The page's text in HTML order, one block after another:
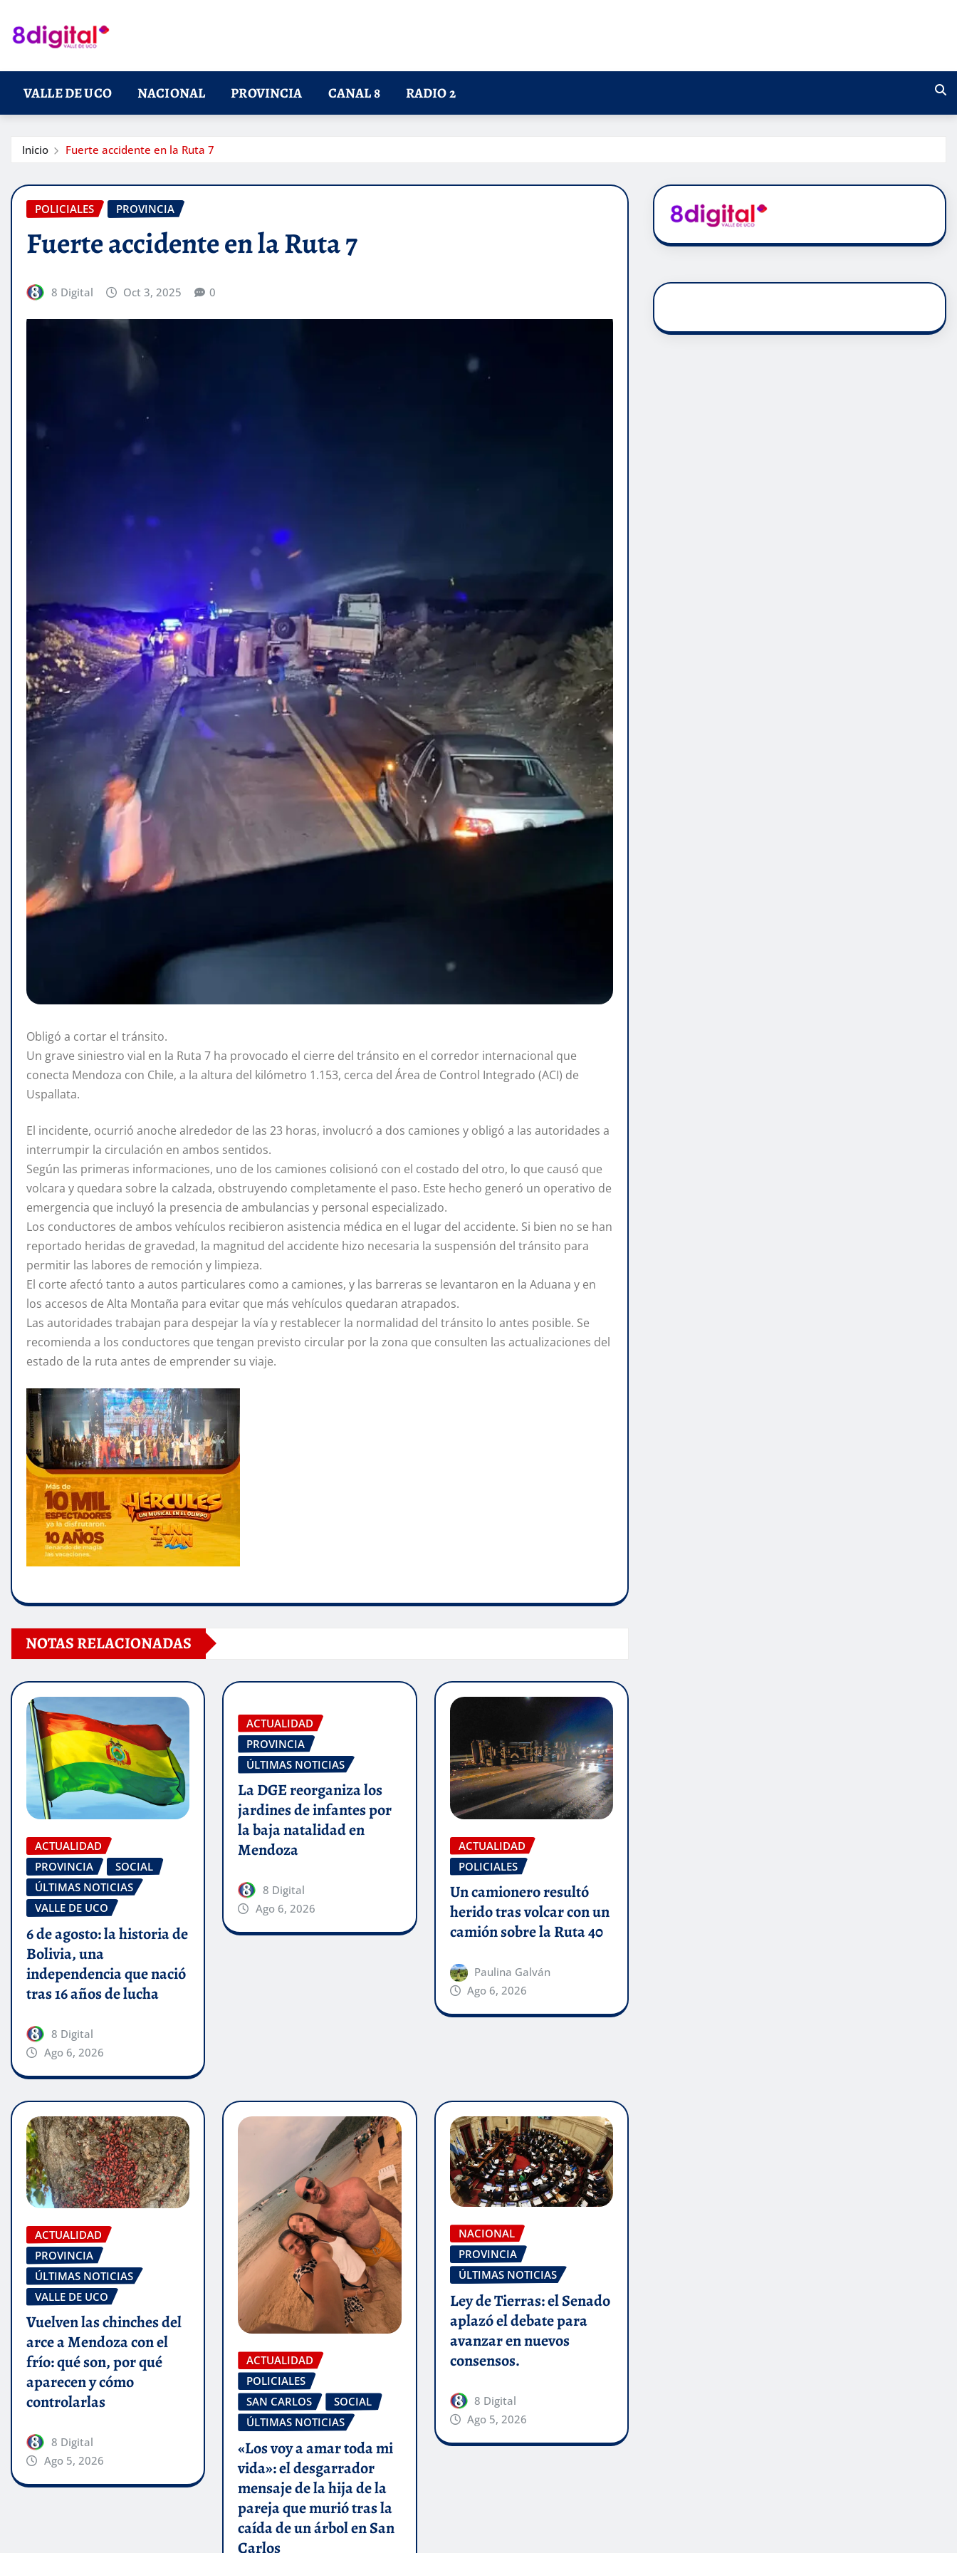
contenido
VALLE DE UCO NACIONAL PROVINCIA CANAL 8 RADIO 2
Inicio Fuerte accidente en la Ruta 7
POLICIALES PROVINCIA
Fuerte accidente en la Ruta 7
8 Digital Oct 3, 2025 0
Obligó a cortar el tránsito.
Un grave siniestro vial en la Ruta 7 ha provocado el cierre del tránsito en el corredor internacional que
conecta Mendoza con Chile, a la altura del kilómetro 1.153, cerca del Área de Control Integrado (ACI) de
Uspallata.
El incidente, ocurrió anoche alrededor de las 23 horas, involucró a dos camiones y obligó a las autoridades a
interrumpir la circulación en ambos sentidos.
Según las primeras informaciones, uno de los camiones colisionó con el costado del otro, lo que causó que
volcara y quedara sobre la calzada, obstruyendo completamente el paso. Este hecho generó un operativo de
emergencia que incluyó la presencia de ambulancias y personal especializado.
Los conductores de ambos vehículos recibieron asistencia médica en el lugar del accidente. Si bien no se han
reportado heridas de gravedad, la magnitud del accidente hizo necesaria la suspensión del tránsito para
permitir las labores de remoción y limpieza.
El corte afectó tanto a autos particulares como a camiones, y las barreras se levantaron en la Aduana y en
los accesos de Alta Montaña para evitar que más vehículos quedaran atrapados.
Las autoridades trabajan para despejar la vía y restablecer la normalidad del tránsito lo antes posible. Se
recomienda a los conductores que tengan previsto circular por la zona que consulten las actualizaciones del
estado de la ruta antes de emprender su viaje.
NOTAS RELACIONADAS
ACTUALIDAD
PROVINCIA
SOCIAL
ÚLTIMAS NOTICIAS
VALLE DE UCO
6 de agosto: la historia de
Bolivia, una
independencia que nació
tras 16 años de lucha
8 Digital
Ago 6, 2026
ACTUALIDAD
PROVINCIA
ÚLTIMAS NOTICIAS
La DGE reorganiza los
jardines de infantes por
la baja natalidad en
Mendoza
8 Digital
Ago 6, 2026
ACTUALIDAD
POLICIALES
Un camionero resultó
herido tras volcar con un
camión sobre la Ruta 40
Paulina Galván
Ago 6, 2026
ACTUALIDAD
PROVINCIA
ÚLTIMAS NOTICIAS
VALLE DE UCO
Vuelven las chinches del
arce a Mendoza con el
frío: qué son, por qué
aparecen y cómo
controlarlas
8 Digital
Ago 5, 2026
ACTUALIDAD
POLICIALES
SAN CARLOS
SOCIAL
ÚLTIMAS NOTICIAS
«Los voy a amar toda mi
vida»: el desgarrador
mensaje de la hija de la
pareja que murió tras la
caída de un árbol en San
Carlos
NACIONAL
PROVINCIA
ÚLTIMAS NOTICIAS
Ley de Tierras: el Senado
aplazó el debate para
avanzar en nuevos
consensos.
8 Digital
Ago 5, 2026